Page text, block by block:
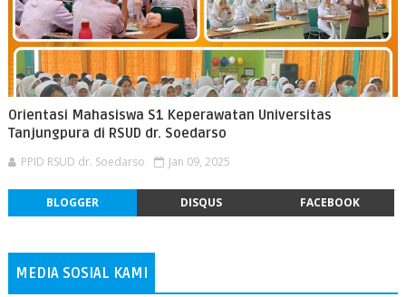
Orientasi Mahasiswa S1 Keperawatan Universitas
Tanjungpura di RSUD dr. Soedarso
PPID RSUD dr. Soedarso Jan 09, 2025
BLOGGER DISQUS FACEBOOK
MEDIA SOSIAL KAMI